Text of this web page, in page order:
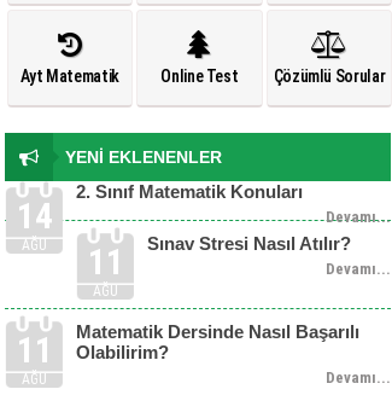
Ayt Matematik Online Test Çözümlü Sorular
YENİ EKLENENLER
14
AĞU
2. Sınıf Matematik Konuları
Devamı...
11
AĞU
Sınav Stresi Nasıl Atılır?
Devamı...
11
AĞU
Matematik Dersinde Nasıl Başarılı
Olabilirim?
Devamı...